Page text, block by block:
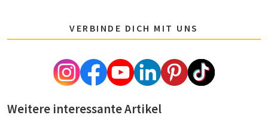
VERBINDE DICH MIT UNS
Weitere interessante Artikel